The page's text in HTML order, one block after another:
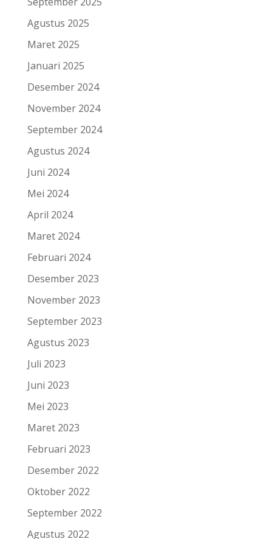
Agustus 2025
Maret 2025
Januari 2025
Desember 2024
November 2024
September 2024
Agustus 2024
Juni 2024
Mei 2024
April 2024
Maret 2024
Februari 2024
Desember 2023
November 2023
September 2023
Agustus 2023
Juli 2023
Juni 2023
Mei 2023
Maret 2023
Februari 2023
Desember 2022
Oktober 2022
September 2022
Agustus 2022